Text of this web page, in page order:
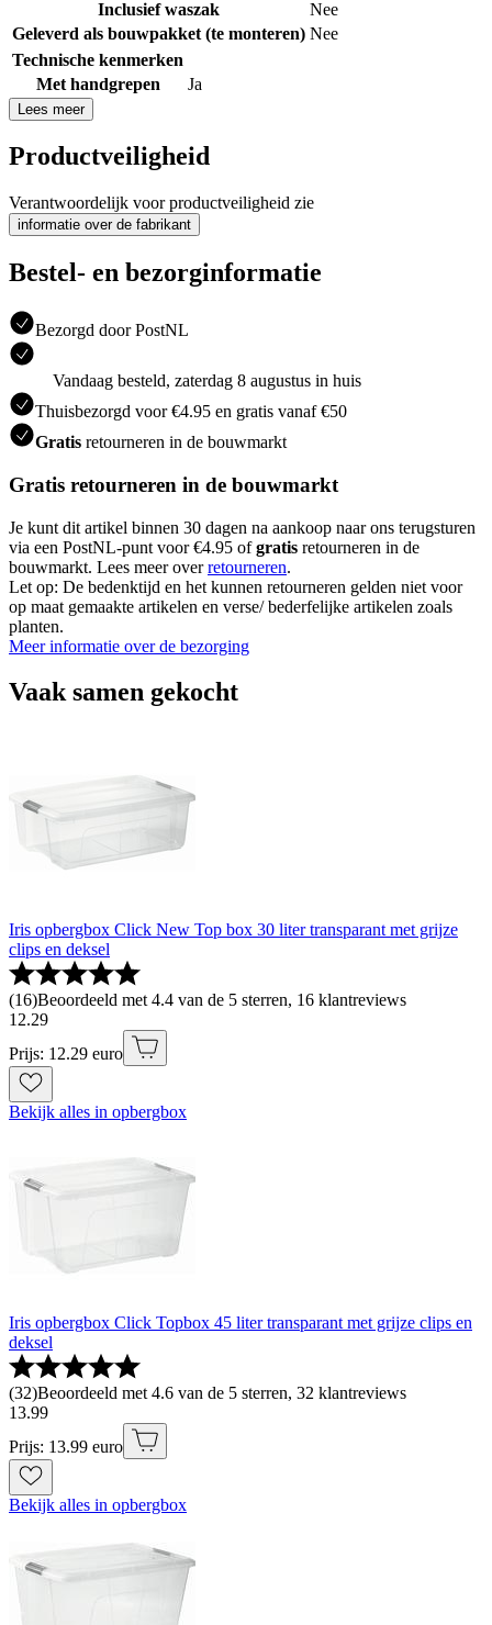
Inclusief waszak
Nee
Geleverd als bouwpakket (te monteren) Nee
Technische kenmerken
Met handgrepen
Ja
Lees meer
Productveiligheid
Verantwoordelijk voor productveiligheid zie
informatie over de fabrikant
Bestel- en bezorginformatie
Bezorgd door PostNL
Vandaag besteld, zaterdag 8 augustus in huis
Thuisbezorgd voor €4.95 en gratis vanaf €50
Gratis retourneren in de bouwmarkt
Gratis retourneren in de bouwmarkt
Je kunt dit artikel binnen 30 dagen na aankoop naar ons terugsturen
via een PostNL-punt voor €4.95 ofgratis retourneren in de
bouwmarkt. Lees meer overretourneren.
Let op: De bedenktijd en het kunnen retourneren gelden niet voor
op maat gemaakte artikelen en verse/ bederfelijke artikelen zoals
planten.
Meer informatie over de bezorging
Vaak samen gekocht
Iris opbergbox Click New Top box 30 liter transparant met grijze
clips en deksel
(16)Beoordeeld met 4.4 van de 5 sterren, 16 klantreviews
12.29
Prijs: 12.29 euro
Bekijk alles in opbergbox
Iris opbergbox Click Topbox 45 liter transparant met grijze clips en
deksel
(32)Beoordeeld met 4.6 van de 5 sterren, 32 klantreviews
13.99
Prijs: 13.99 euro
Bekijk alles in opbergbox